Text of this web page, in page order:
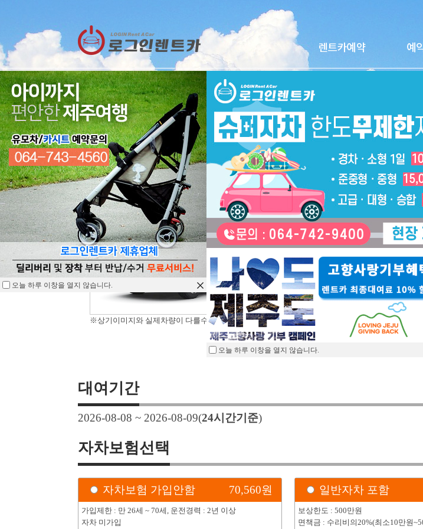
렌트카예약
RESERVATION
렌트카 예약하기
※상기이미지와 실제차량이 다를수 있습니다.
카니발9인승2023(4
차종 승합(RV)
가죽시트,
수석,핸들열
대여조건 :
대여기간
2026-08-08 ~ 2026-08-09(24시간기준)
자차보험선택
자차보험 가입안함 70,560원
가입제한 : 만 26세 ~ 70세, 운전경력 : 2년 이상
자차 미가입
일반자차 포함
보상한도 : 500만원
면책금 : 수리비의20%(최소10만원
오늘 하루 이창을 열지 않습니다.
오늘 하루 이창을 열지 않습니다.
오늘 하루 이창을 열지 않습니다.